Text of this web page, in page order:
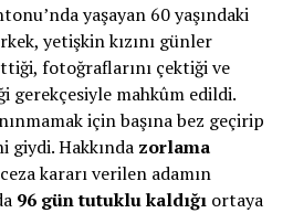
yaşayan 60 yaşındaki
yetişkin kızını günler
fotoğraflarını çektiği ve
mahkûm edildi.
için başına bez geçirip
giydi. Hakkında zorlama
kararı verilen adamın
96 gün tutuklu kaldığıortaya